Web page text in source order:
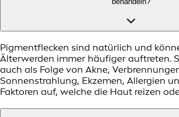
Pigmentflecken sind natürlich und
Älterwerden immer häufiger auftreten.
auch als Folge von Akne,
Sonnenstrahlung, Ekzemen, Allergien
Faktoren auf, welche die Haut reizen